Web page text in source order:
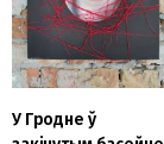
У Гродне ў